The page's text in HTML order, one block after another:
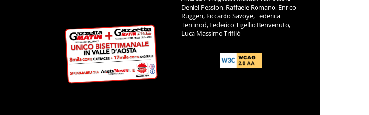
Deniel Pession, Raffaele Romano, Enrico
Ruggeri, Riccardo Savoye, Federica
Tercinod, Federico Tigellio Benvenuto,
Luca Massimo Trifilò